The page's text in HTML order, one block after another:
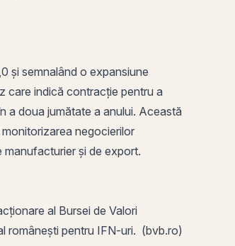
și semnalând o expansiune
care indică contracție pentru a
a doua jumătate a anului. Această
negocierilor
și de export.
al Bursei de Valori
românești pentru IFN-uri. (bvb.ro)